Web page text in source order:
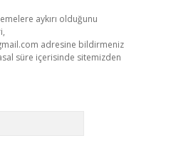
aykırı olduğunu
adresine bildirmeniz
süre içerisinde sitemizden